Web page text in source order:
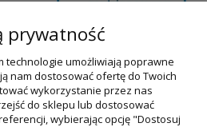
prywatność
technologie umożliwiają poprawne
nam dostosować ofertę do Twoich
wykorzystanie przez nas
do sklepu lub dostosować
wybierając opcję "Dostosuj